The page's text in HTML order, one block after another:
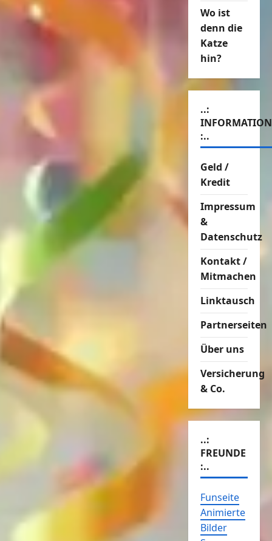
Wo ist
denn die
Katze
hin?
..:
:..
Geld /
Kredit
Impressum
&
Datenschutz
Kontakt /
Mitmachen
Linktausch
Partnerseiten
Über uns
Versicherung
& Co.
..:
FREUNDE
:..
Funseite
Animierte
Bilder